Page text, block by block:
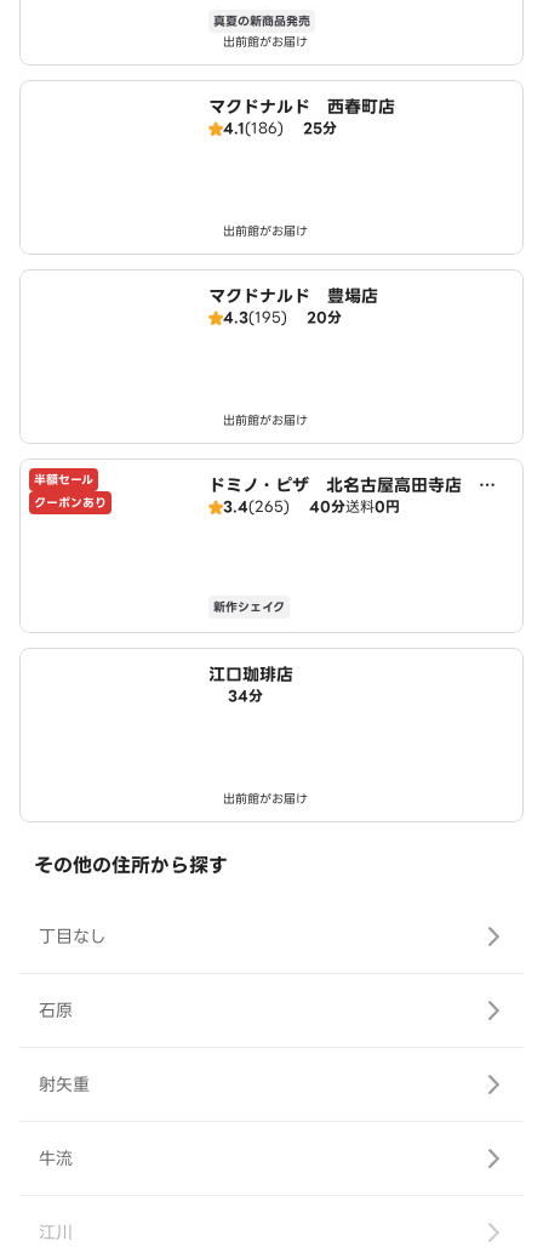
真夏の新商品発売
出前館がお届け
マクドナルド 西春町店
4.1(186) 25分
出前館がお届け
マクドナルド 豊場店
4.3(195) 20分
出前館がお届け
半額セール
クーポンあり
ドミノ・ピザ 北名古屋高田寺店 Do
mino's
3.4(265) 40分送料0円
新作シェイク
江口珈琲店
34分
出前館がお届け
その他の住所から探す
丁目なし
石原
射矢重
牛流
江川